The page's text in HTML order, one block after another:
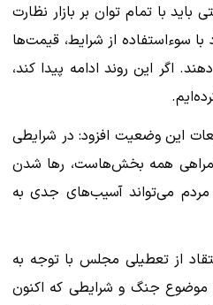
باید با تمام توان بر بازار نظارت
با سوءاستفاده از شرایط، قیمت‌ها
اگر این روند ادامه پیدا کند،
این وضعیت افزود: در شرایطی
همه بخش‌هاست، رها شدن
می‌تواند آسیب‌های جدی به
از تعطیلی مجلس با توجه به
موضوع جنگ و شرایطی که اکنون